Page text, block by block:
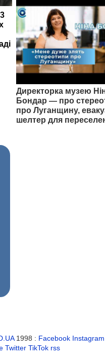
Директорка музею
Бондар — про
про Луганщину,
шелтер для
1998 : Facebook Instagram
Twitter TikTok rss